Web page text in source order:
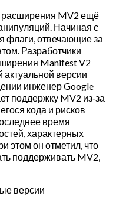
расширения MV2 ещё
Начиная с
флаги, отвечающие за
Разработчики
Manifest V2
версии
инженер Google
поддержку MV2 из‑за
кода и рисков
время
характерных
этом он отметил, что
поддерживать MV2,
версии